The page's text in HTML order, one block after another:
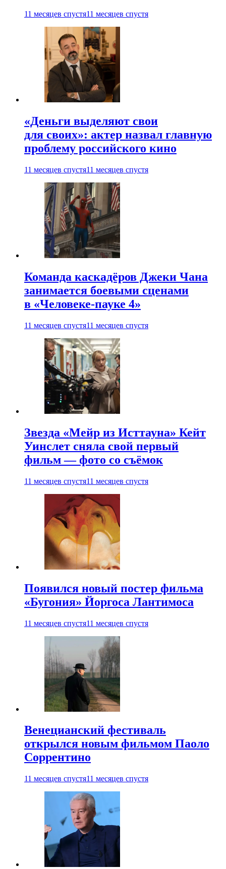
11 месяцев спустя11 месяцев спустя
«Деньги выделяют свои
для своих»: актер назвал главную
проблему российского кино
11 месяцев спустя11 месяцев спустя
Команда каскадёров Джеки Чана
занимается боевыми сценами
в «Человеке-пауке 4»
11 месяцев спустя11 месяцев спустя
Звезда «Мейр из Исттауна» Кейт
Уинслет сняла свой первый
фильм — фото со съёмок
11 месяцев спустя11 месяцев спустя
Появился новый постер фильма
«Бугония» Йоргоса Лантимоса
11 месяцев спустя11 месяцев спустя
Венецианский фестиваль
открылся новым фильмом Паоло
Соррентино
11 месяцев спустя11 месяцев спустя